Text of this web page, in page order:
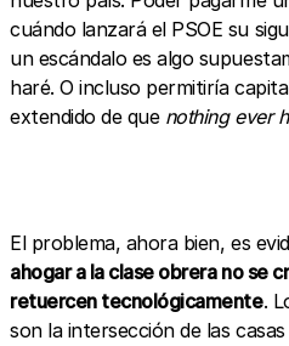
cuándo lanzará el PSOE su
un escándalo es algo
haré. O incluso permitiría
extendido de que nothing ever
El problema, ahora bien, es
ahogar a la clase obrera no se
retuercen tecnológicamente.
son la intersección de las